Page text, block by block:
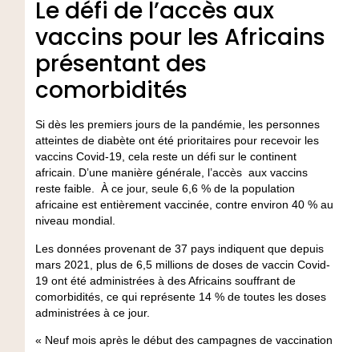
Le défi de l’accès aux
vaccins pour les Africains
présentant des
comorbidités
Si dès les premiers jours de la pandémie, les personnes
atteintes de diabète ont été prioritaires pour recevoir les
vaccins Covid-19, cela reste un défi sur le continent
africain. D’une manière générale, l’accès aux vaccins
reste faible. À ce jour, seule 6,6 % de la population
africaine est entièrement vaccinée, contre environ 40 % au
niveau mondial.
Les données provenant de 37 pays indiquent que depuis
mars 2021, plus de 6,5 millions de doses de vaccin Covid-
19 ont été administrées à des Africains souffrant de
comorbidités, ce qui représente 14 % de toutes les doses
administrées à ce jour.
« Neuf mois après le début des campagnes de vaccination